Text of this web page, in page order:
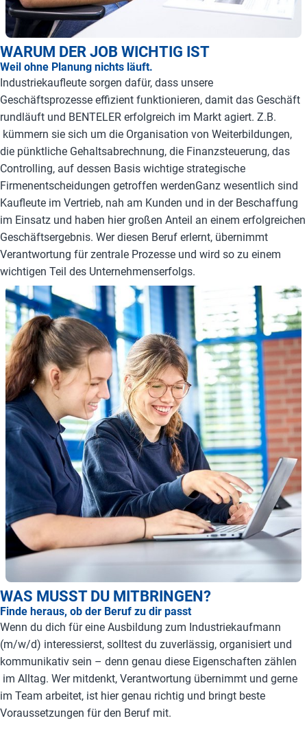
WARUM DER JOB WICHTIG IST
Weil ohne Planung nichts läuft.
Industriekaufleute sorgen dafür, dass unsere
Geschäftsprozesse effizient funktionieren, damit das Geschäft
rundläuft und BENTELER erfolgreich im Markt agiert. Z.B.
kümmern sie sich um die Organisation von Weiterbildungen,
die pünktliche Gehaltsabrechnung, die Finanzsteuerung, das
Controlling, auf dessen Basis wichtige strategische
Firmenentscheidungen getroffen werdenGanz wesentlich sind
Kaufleute im Vertrieb, nah am Kunden und in der Beschaffung
im Einsatz und haben hier großen Anteil an einem erfolgreichen
Geschäftsergebnis. Wer diesen Beruf erlernt, übernimmt
Verantwortung für zentrale Prozesse und wird so zu einem
wichtigen Teil des Unternehmenserfolgs.
WAS MUSST DU MITBRINGEN?
Finde heraus, ob der Beruf zu dir passt
Wenn du dich für eine Ausbildung zum Industriekaufmann
(m/w/d) interessierst, solltest du zuverlässig, organisiert und
kommunikativ sein – denn genau diese Eigenschaften zählen
im Alltag. Wer mitdenkt, Verantwortung übernimmt und gerne
im Team arbeitet, ist hier genau richtig und bringt beste
Voraussetzungen für den Beruf mit.